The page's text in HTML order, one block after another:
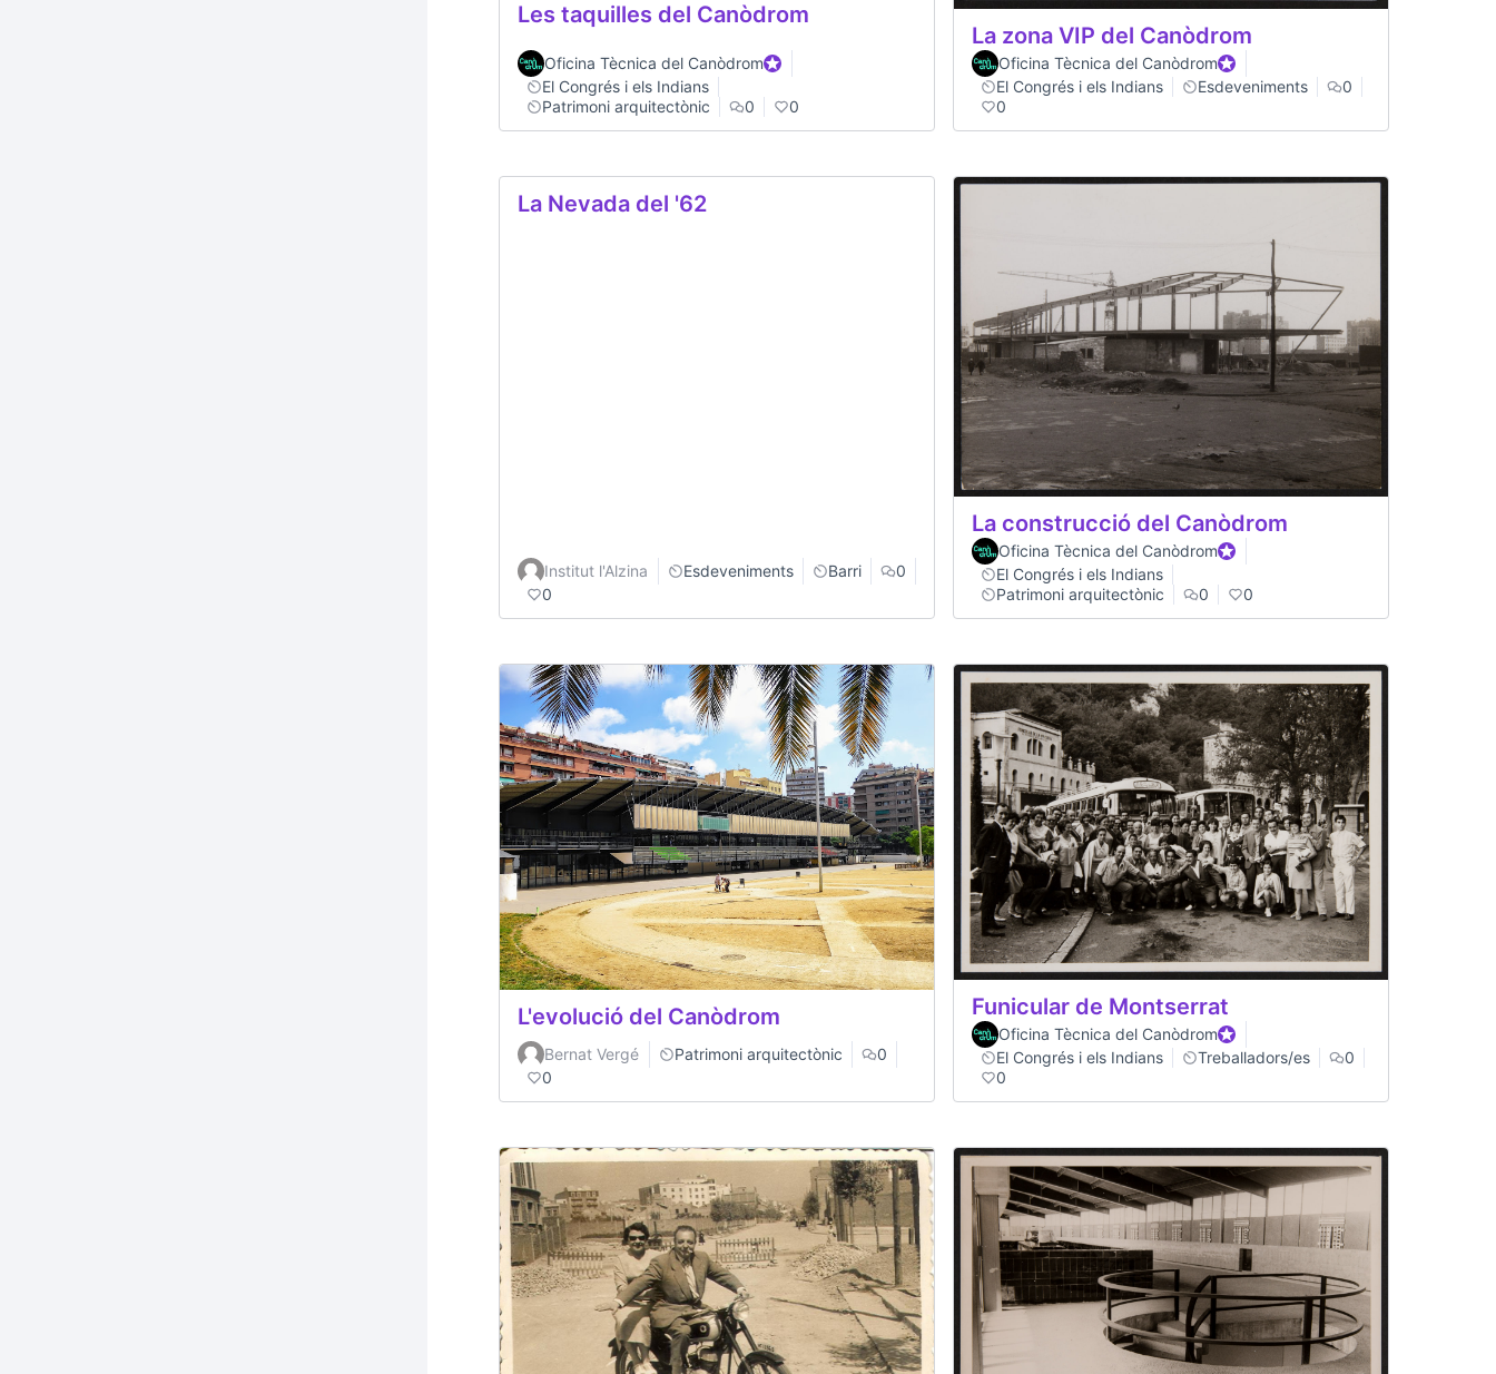
Les taquilles del Canòdrom
Oficina Tècnica del CanòdromOfficial participant
El Congrés i els Indians
Patrimoni arquitectònic
0 0
La zona VIP del Canòdrom
Oficina Tècnica del CanòdromOfficial participant
El Congrés i els Indians
Esdeveniments
0
0
La Nevada del '62
Institut l'Alzina Esdeveniments Barri
0
0
La construcció del Canòdrom
Oficina Tècnica del CanòdromOfficial participant
El Congrés i els Indians
Patrimoni arquitectònic
0 0
L'evolució del Canòdrom
Bernat Vergé Patrimoni arquitectònic
0
0
Funicular de Montserrat
Oficina Tècnica del CanòdromOfficial participant
El Congrés i els Indians
Treballadors/es
0
0